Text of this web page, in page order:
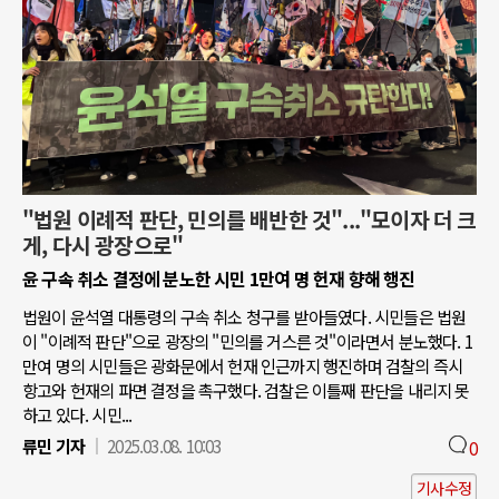
"법원 이례적 판단, 민의를 배반한 것"..."모이자 더 크
게, 다시 광장으로"
윤 구속 취소 결정에 분노한 시민 1만여 명 헌재 향해 행진
법원이 윤석열 대통령의 구속 취소 청구를 받아들였다. 시민들은 법원
이 "이례적 판단"으로 광장의 "민의를 거스른 것"이라면서 분노했다. 1
만여 명의 시민들은 광화문에서 헌재 인근까지 행진하며 검찰의 즉시
항고와 헌재의 파면 결정을 촉구했다. 검찰은 이틀째 판단을 내리지 못
하고 있다. 시민...
류민 기자
2025.03.08. 10:03 0
기사수정